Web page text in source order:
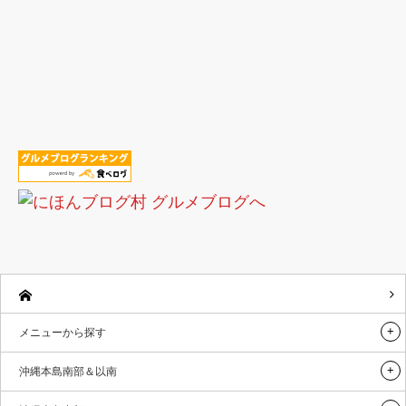
メニューから探す
沖縄本島南部＆以南